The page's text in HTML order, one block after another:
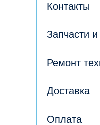
Контакты
Запчасти
Ремонт
Доставка
Оплата